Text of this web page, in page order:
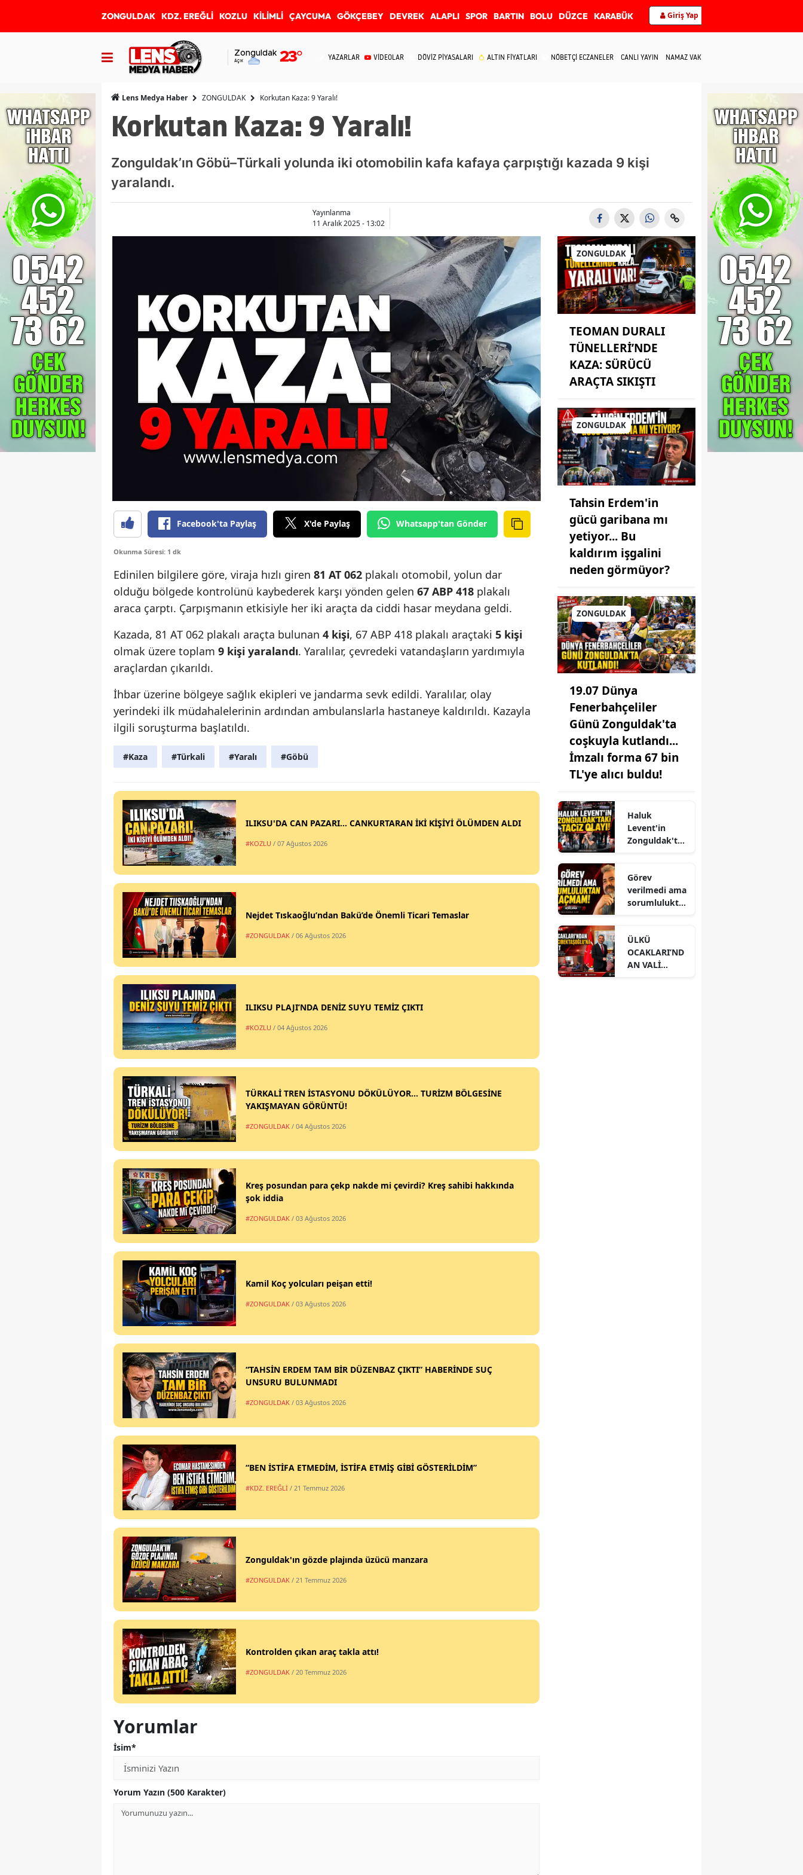
ZONGULDAK KDZ. EREĞLİ KOZLU KİLİMLİ ÇAYCUMA GÖKÇEBEY DEVREK ALAPLI SPOR BARTIN BOLU DÜZCE KARABÜK Giriş Yap
Zonguldak
Açık 23° YAZARLAR VİDEOLAR DÖVİZ PİYASALARI ALTIN FİYATLARI NÖBETÇİ ECZANELER CANLI YAYIN NAMAZ VAKİTLERİ
Lens Medya Haber ZONGULDAK Korkutan Kaza: 9 Yaralı!
Korkutan Kaza: 9 Yaralı!
Zonguldak’ın Göbü–Türkali yolunda iki otomobilin kafa kafaya çarpıştığı kazada 9 kişi
yaralandı.
Yayınlanma
11 Aralık 2025 - 13:02
Facebook'ta Paylaş X'de Paylaş Whatsapp'tan Gönder
Okunma Süresi: 1 dk
Edinilen bilgilere göre, viraja hızlı giren 81 AT 062 plakalı otomobil, yolun dar
olduğu bölgede kontrolünü kaybederek karşı yönden gelen 67 ABP 418 plakalı
araca çarptı. Çarpışmanın etkisiyle her iki araçta da ciddi hasar meydana geldi.
Kazada, 81 AT 062 plakalı araçta bulunan 4 kişi, 67 ABP 418 plakalı araçtaki 5 kişi
olmak üzere toplam 9 kişi yaralandı. Yaralılar, çevredeki vatandaşların yardımıyla
araçlardan çıkarıldı.
İhbar üzerine bölgeye sağlık ekipleri ve jandarma sevk edildi. Yaralılar, olay
yerindeki ilk müdahalelerinin ardından ambulanslarla hastaneye kaldırıldı. Kazayla
ilgili soruşturma başlatıldı.
#Kaza #Türkali #Yaralı #Göbü
ILIKSU'DA CAN PAZARI... CANKURTARAN İKİ KİŞİYİ ÖLÜMDEN ALDI
#KOZLU / 07 Ağustos 2026
Nejdet Tıskaoğlu’ndan Bakü’de Önemli Ticari Temaslar
#ZONGULDAK / 06 Ağustos 2026
ILIKSU PLAJI’NDA DENİZ SUYU TEMİZ ÇIKTI
#KOZLU / 04 Ağustos 2026
TÜRKALİ TREN İSTASYONU DÖKÜLÜYOR... TURİZM BÖLGESİNE
YAKIŞMAYAN GÖRÜNTÜ!
#ZONGULDAK / 04 Ağustos 2026
Kreş posundan para çekp nakde mi çevirdi? Kreş sahibi hakkında
şok iddia
#ZONGULDAK / 03 Ağustos 2026
Kamil Koç yolcuları peişan etti!
#ZONGULDAK / 03 Ağustos 2026
“TAHSİN ERDEM TAM BİR DÜZENBAZ ÇIKTI” HABERİNDE SUÇ
UNSURU BULUNMADI
#ZONGULDAK / 03 Ağustos 2026
“BEN İSTİFA ETMEDİM, İSTİFA ETMİŞ GİBİ GÖSTERİLDİM”
#KDZ. EREĞLİ / 21 Temmuz 2026
Zonguldak'ın gözde plajında üzücü manzara
#ZONGULDAK / 21 Temmuz 2026
Kontrolden çıkan araç takla attı!
#ZONGULDAK / 20 Temmuz 2026
Yorumlar
İsim*
Yorum Yazın (500 Karakter)
ZONGULDAK
TEOMAN DURALI
TÜNELLERİ’NDE
KAZA: SÜRÜCÜ
ARAÇTA SIKIŞTI
ZONGULDAK
Tahsin Erdem'in
gücü garibana mı
yetiyor... Bu
kaldırım işgalini
neden görmüyor?
ZONGULDAK
19.07 Dünya
Fenerbahçeliler
Günü Zonguldak'ta
coşkuyla kutlandı...
İmzalı forma 67 bin
TL'ye alıcı buldu!
Haluk
Levent'in
Zonguldak'ta
Görev
verilmedi ama
sorumlulukta
ÜLKÜ
OCAKLARI’ND
AN VALİ